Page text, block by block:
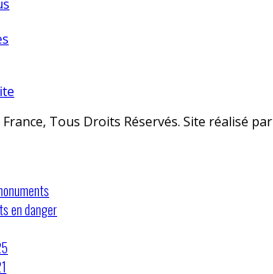
Tous Droits Réservés. Site réalisé par
en danger